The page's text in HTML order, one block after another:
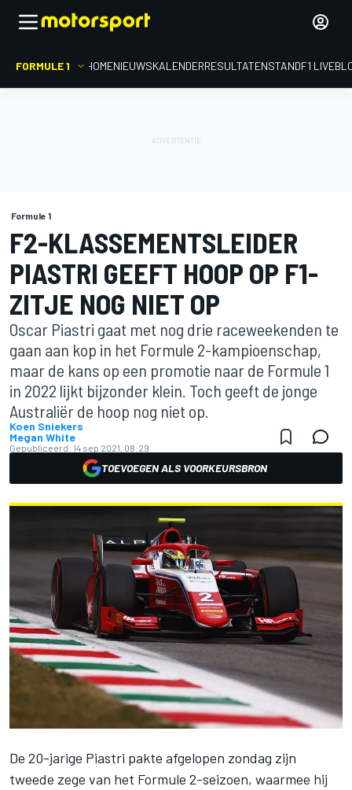
FORMULE 1 HOMENIEUWSKALENDERRESULTATENSTANDF1
Formule 1
F2-KLASSEMENTSLEIDER
PIASTRI GEEFT HOOP OP F1-
ZITJE NOG NIET OP
Oscar Piastri gaat met nog drie raceweekenden te
gaan aan kop in het Formule 2-kampioenschap,
maar de kans op een promotie naar de Formule 1
in 2022 lijkt bijzonder klein. Toch geeft de jonge
Australiër de hoop nog niet op.
Koen Sniekers
Megan White
Gepubliceerd: 14 sep 2021, 08:29
TOEVOEGEN ALS VOORKEURSBRON
De 20-jarige Piastri pakte afgelopen zondag zijn
tweede zege van het Formule 2-seizoen, waarmee hij